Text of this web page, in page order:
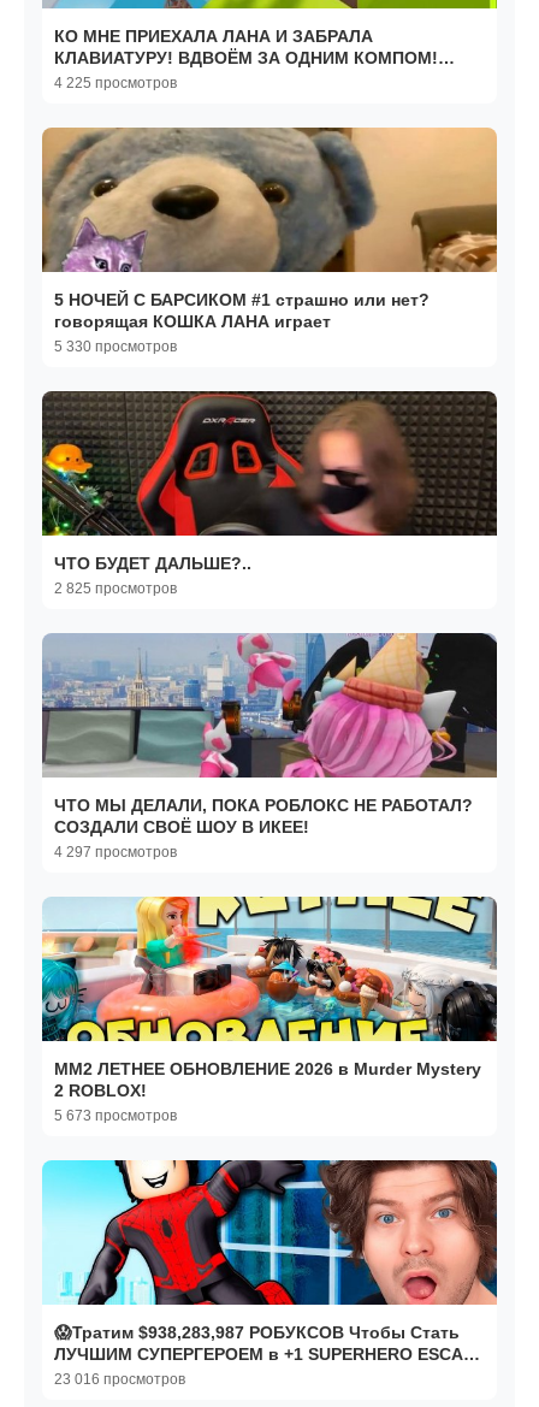
КО МНЕ ПРИЕХАЛА ЛАНА И ЗАБРАЛА
КЛАВИАТУРУ! ВДВОЁМ ЗА ОДНИМ КОМПОМ!
Roblox Tower of Hell
4 225 просмотров
5 НОЧЕЙ С БАРСИКОМ #1 страшно или нет?
говорящая КОШКА ЛАНА играет
5 330 просмотров
ЧТО БУДЕТ ДАЛЬШЕ?..
2 825 просмотров
ЧТО МЫ ДЕЛАЛИ, ПОКА РОБЛОКС НЕ РАБОТАЛ?
СОЗДАЛИ СВОЁ ШОУ В ИКЕЕ!
4 297 просмотров
MM2 ЛЕТНЕЕ ОБНОВЛЕНИЕ 2026 в Murder Mystery
2 ROBLOX!
5 673 просмотров
😱Тратим $938,283,987 РОБУКСОВ Чтобы Стать
ЛУЧШИМ СУПЕРГЕРОЕМ в +1 SUPERHERO ESCAPE
В РОБЛОКС!
23 016 просмотров